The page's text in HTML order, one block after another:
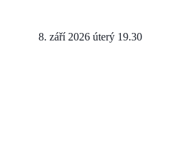
8. září 2026 úterý 19.30